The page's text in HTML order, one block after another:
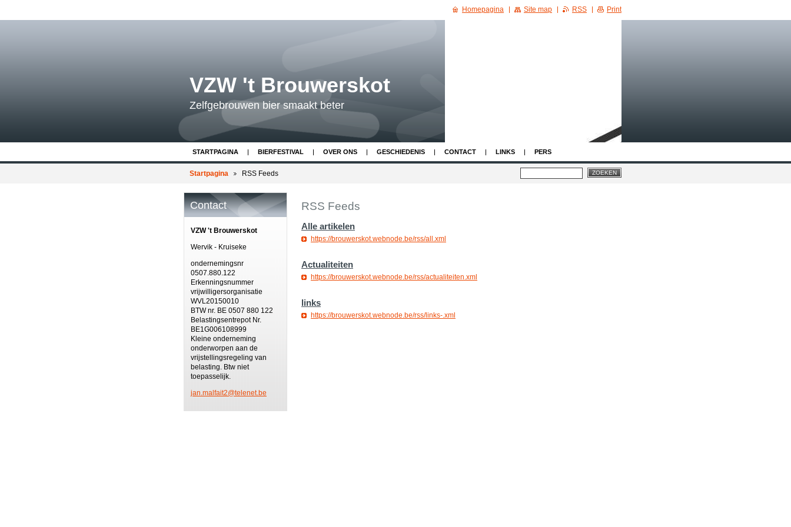
VZW 't Brouwerskot
Zelfgebrouwen bier smaakt beter
STARTPAGINA BIERFESTIVAL OVER ONS GESCHIEDENIS CONTACT LINKS PERS
Startpagina RSS Feeds
RSS Feeds
Alle artikelen
https://brouwerskot.webnode.be/rss/all.xml
Actualiteiten
https://brouwerskot.webnode.be/rss/actualiteiten.xml
links
https://brouwerskot.webnode.be/rss/links-.xml
Contact
VZW 't Brouwerskot
Wervik - Kruiseke
ondernemingsnr
0507.880.122
Erkenningsnummer
vrijwilligersorganisatie
WVL20150010
BTW nr. BE 0507 880 122
Belastingsentrepot Nr.
BE1G006108999
Kleine onderneming
onderworpen aan de
vrijstellingsregeling van
belasting. Btw niet
toepasselijk.
jan.malfait2@tel enet.be
Homepagina Site map RSS Print